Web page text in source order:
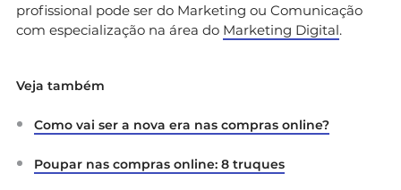
profissional pode ser do Marketing ou Comunicação
com especialização na área do Marketing Digital.
Veja também
Como vai ser a nova era nas compras online?
Poupar nas compras online: 8 truques